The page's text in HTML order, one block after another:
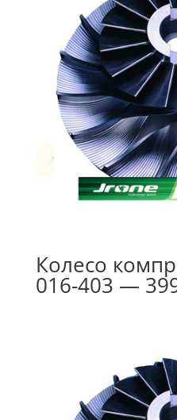
Колесо
016-403 —